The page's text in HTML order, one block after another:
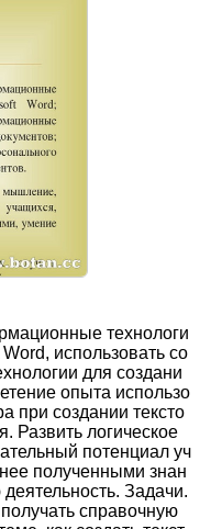
технологи
использовать со
для создани
опыта использо
при создании тексто
Развить логическое
потенциал уч
полученными знан
Задачи.
справочную